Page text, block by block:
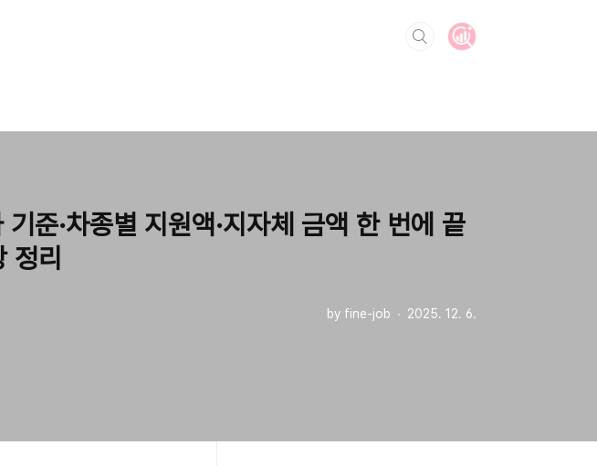
준·차종별 지원액·지자체 금액 한 번에 끝
정리
by fine-job 2025. 12. 6.